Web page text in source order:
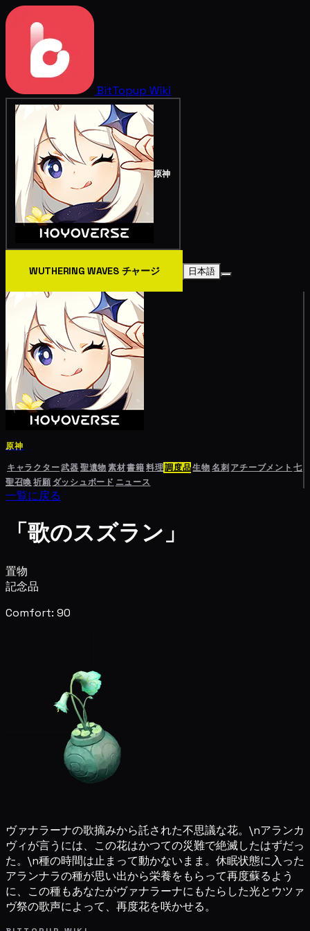
BitTopup Wiki
原神
WUTHERING WAVES チャージ 日本語
原神
キャラクター武器聖遺物素材書籍料理調度品生物名刺 アチーブメント 七
聖召喚祈願 ダッシュボード ニュース
一覧に戻る
「歌のスズラン」
置物
記念品
Comfort: 90
ヴァナラーナの歌摘みから託された不思議な花。\nアランカ
ヴィが言うには、この花はかつての災難で絶滅したはずだっ
た。\n種の時間は止まって動かないまま。休眠状態に入った
アランナラの種が思い出から栄養をもらって再度蘇るよう
に、この種もあなたがヴァナラーナにもたらした光とウツァ
ヴ祭の歌声によって、再度花を咲かせる。